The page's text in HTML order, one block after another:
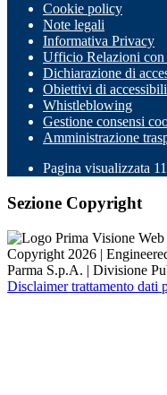
Cookie policy
Note legali
Informativa Privacy
Ufficio Relazioni
Dichiarazione di
Obiettivi di
Whistleblowing
Gestione consensi
Amministrazione
Pagina visualizzata
Sezione Copyright
Copyright 2026 |
Parma S.p.A. | Divisione
Disclaimer trattamento dati